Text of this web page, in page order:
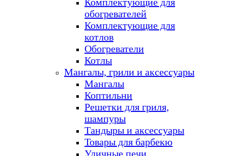
обогревателей
Комплектующие для
котлов
Обогреватели
Котлы
Мангалы, грили и аксессуары
Мангалы
Коптильни
Решетки для гриля,
шампуры
Тандыры и аксессуары
Товары для барбекю
Уличные печи